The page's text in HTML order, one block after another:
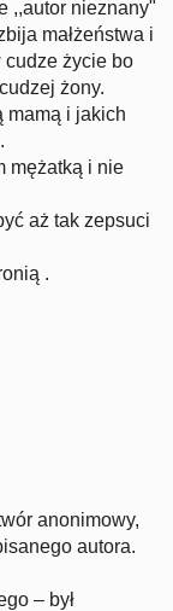
,,autor nieznany"
małżeństwa i
cudze życie bo
żony.
mamą i jakich
mężatką i nie
aż tak zepsuci
.
anonimowy,
autora.
– był